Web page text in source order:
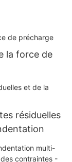
la force de
résiduelles